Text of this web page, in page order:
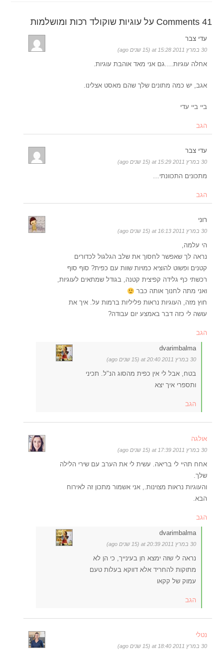
41 Comments על עוגיות שוקולד רכות ומושלמות
עדי צבר
30 במרץ 2011 at 15:28 (15 שנים ago)
אחלה עוגיות….גם אני מאד אוהבת עוגיות.
אגב, יש כמה מתונים שלך שהם מאסט אצלינו.
ביי ביי עדי
הגב
עדי צבר
30 במרץ 2011 at 15:29 (15 שנים ago)
מתכונים התכוונתי…
הגב
רוני
30 במרץ 2011 at 16:13 (15 שנים ago)
הי עלמה,
נראה לך שאפשר לחסוך את שלב הגלגול לכדורים
קטנים ופשוט להוציא כמויות שוות עם כפית? סוף סוף
רכשתי כף גלידה קפיצית קטנה, בגודל שמתאים לעוגיות,
ואני מתה לחנוך אותה כבר
חוץ מזה, העוגיות נראות פליליות ברמות על. איך את
עושה לי כזה דבר באמצע יום עבודה?
הגב
dvarimbalma
30 במרץ 2011 at 20:40 (15 שנים ago)
בטח, אבל לי אין כפית מהסוג הנ"ל. תכיני
ותספרי איך יצא
הגב
אולגה
30 במרץ 2011 at 17:39 (15 שנים ago)
אחח תהיי לי בריאה. עשית לי את הערב עם שירי הלילה
שלך.
והעוגיות נראות מצוינות., אני אשמור מתכון זה לאירוח
הבא.
הגב
dvarimbalma
30 במרץ 2011 at 20:39 (15 שנים ago)
נראה לי שזה ימצא חן בעינייך, כי הן לא
מתוקות להחריד אלא דווקא בעלות טעם
עמוק של קקאו
הגב
נטלי
30 במרץ 2011 at 18:40 (15 שנים ago)